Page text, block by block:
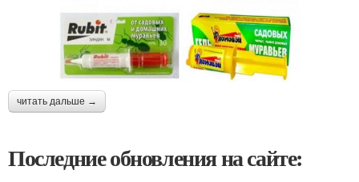
читать дальше →
Последние обновления на сайте: